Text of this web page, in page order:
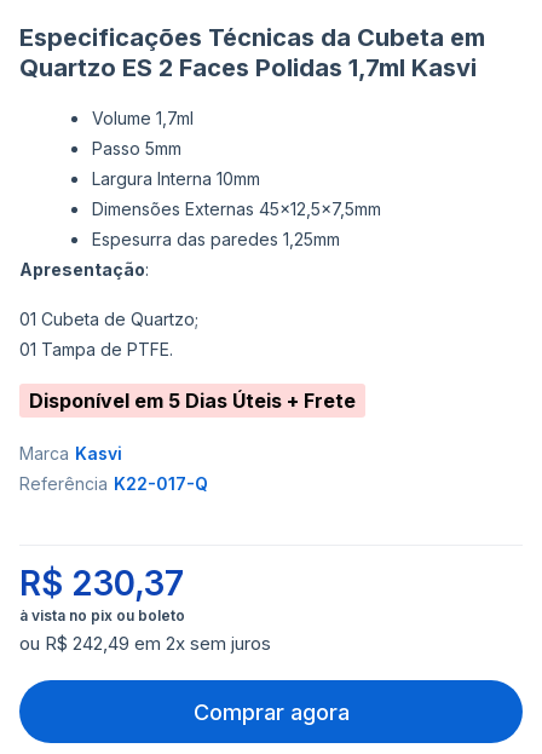
Especificações Técnicas da Cubeta em
Quartzo ES 2 Faces Polidas 1,7ml Kasvi
Volume 1,7ml
Passo 5mm
Largura Interna 10mm
Dimensões Externas 45x12,5x7,5mm
Espesurra das paredes 1,25mm
Apresentação:
01 Cubeta de Quartzo;
01 Tampa de PTFE.
Disponível em 5 Dias Úteis + Frete
Marca Kasvi
Referência K22-017-Q
R$ 230,37
ou R$ 242,49 em 2x sem juros
Comprar agora